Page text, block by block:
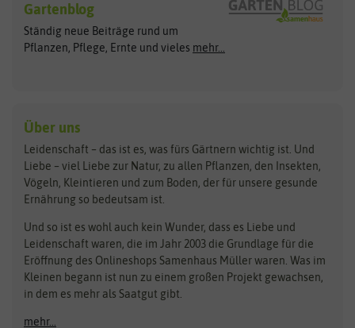
Exotische Samen
Gemüsesamen
Gründünger
Kräutersamen
Obstsamen
Pilzbrut
Rasensamen
Steckzwiebeln
Zimmer & Kübelpflanzen
Kataloge
Schnäppchen
Anzucht & Gartenzubehör
Arche Noah
ASB Greenworld
Benary
Bingenheimer Saatgut
Bionana
BIOWOL
Blumicorn
Bûten Birds
Clever Pots
COMPO
Dürr-Samen
Feldsaaten Freudenberger
Fertil
Flora Elite
Gartenblog
Ständig neue Beiträge rund um
Pflanzen, Pflege, Ernte und vieles mehr...
Über uns
Leidenschaft – das ist es, was fürs Gärtnern wichtig ist. Und
Liebe – viel Liebe zur Natur, zu allen Pflanzen, den Insekten,
Vögeln, Kleintieren und zum Boden, der für unsere gesunde
Ernährung so bedeutsam ist.
Und so ist es wohl auch kein Wunder, dass es Liebe und
Leidenschaft waren, die im Jahr 2003 die Grundlage für die
Eröffnung des Onlineshops Samenhaus Müller waren. Was im
Kleinen begann ist nun zu einem großen Projekt gewachsen,
in dem es mehr als Saatgut gibt.
mehr...